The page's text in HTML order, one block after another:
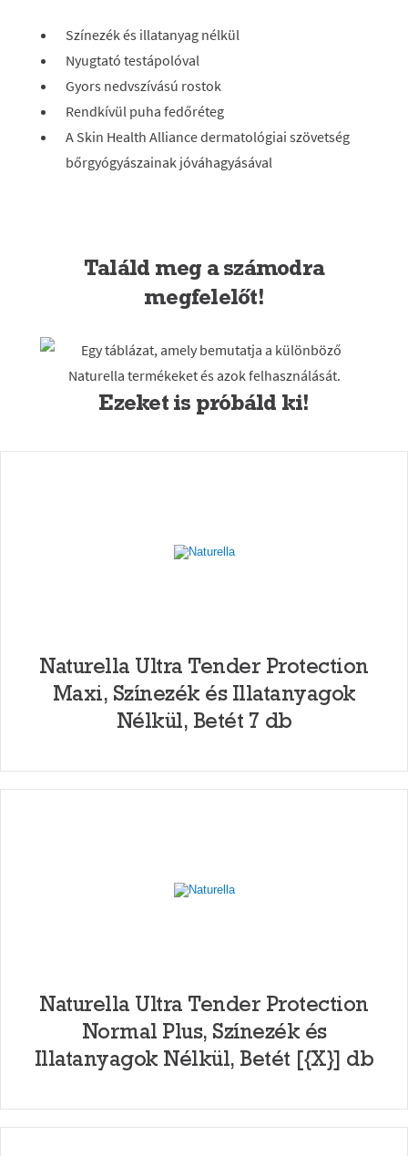
Színezék és illatanyag nélkül
Nyugtató testápolóval
Gyors nedvszívású rostok
Rendkívül puha fedőréteg
A Skin Health Alliance dermatológiai szövetség
bőrgyógyászainak jóváhagyásával
Találd meg a számodra
megfelelőt!
Ezeket is próbáld ki!
Naturella Ultra Tender Protection
Maxi, Színezék és Illatanyagok
Nélkül, Betét 7 db
Naturella Ultra Tender Protection
Normal Plus, Színezék és
Illatanyagok Nélkül, Betét [{X}] db